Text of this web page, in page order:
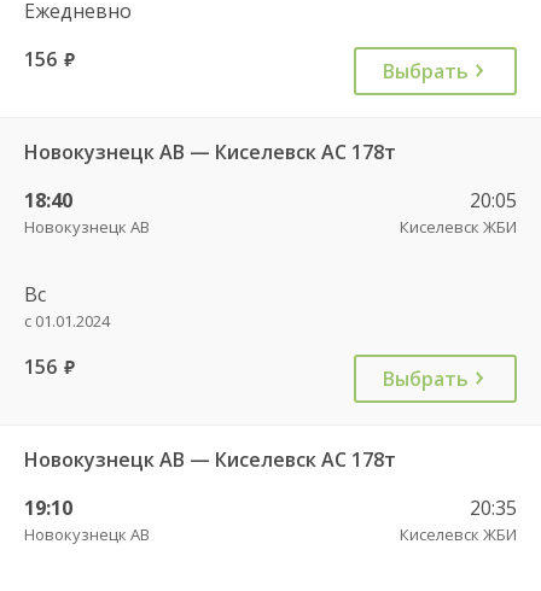
Ежедневно
156 руб. Выбрать
Новокузнецк АВ — Киселевск АС 178т
18:40
Новокузнецк АВ
20:05
Киселевск ЖБИ
Вс
с 01.01.2024
156 руб. Выбрать
Новокузнецк АВ — Киселевск АС 178т
19:10
Новокузнецк АВ
20:35
Киселевск ЖБИ